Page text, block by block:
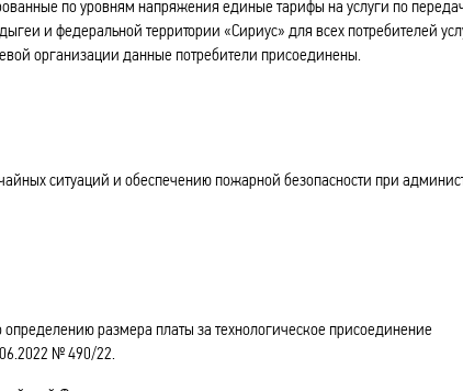
по уровням напряжения единые тарифы на услуги по
и федеральной территории «Сириус» для всех потребителей
организации данные потребители присоединены.
ситуаций и обеспечению пожарной безопасности при
размера платы за технологическое присоединение
№ 490/22.